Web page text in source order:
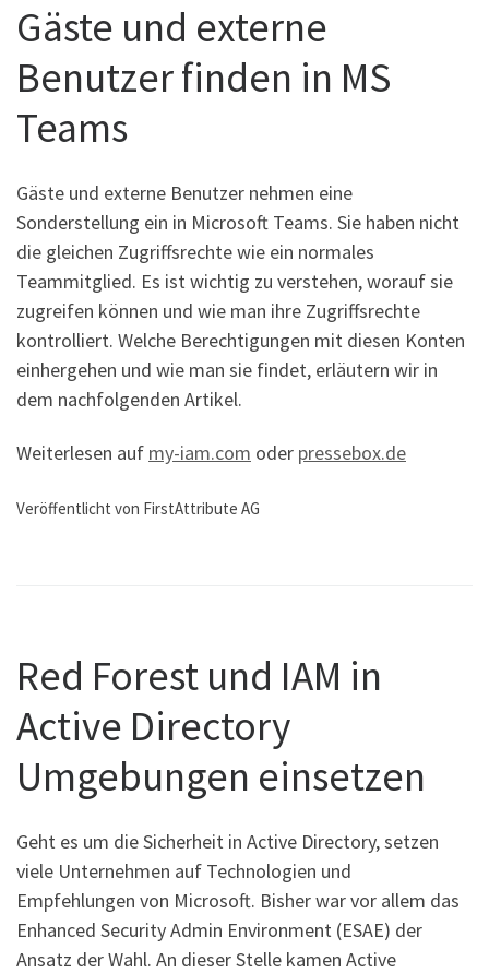
Gäste und externe
Benutzer finden in MS
Teams
Gäste und externe Benutzer nehmen eine
Sonderstellung ein in Microsoft Teams. Sie haben nicht
die gleichen Zugriffsrechte wie ein normales
Teammitglied. Es ist wichtig zu verstehen, worauf sie
zugreifen können und wie man ihre Zugriffsrechte
kontrolliert. Welche Berechtigungen mit diesen Konten
einhergehen und wie man sie findet, erläutern wir in
dem nachfolgenden Artikel.
Weiterlesen auf my-iam.com oder pressebox.de
Veröffentlicht von FirstAttribute AG
Red Forest und IAM in
Active Directory
Umgebungen einsetzen
Geht es um die Sicherheit in Active Directory, setzen
viele Unternehmen auf Technologien und
Empfehlungen von Microsoft. Bisher war vor allem das
Enhanced Security Admin Environment (ESAE) der
Ansatz der Wahl. An dieser Stelle kamen Active